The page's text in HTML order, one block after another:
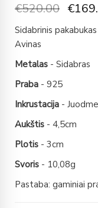
€520.00 €
Sidabrinis
Avinas
Metalas - Sidabras
Praba - 925
Inkrustacija -
Aukštis - 4,5cm
Plotis - 3cm
Svoris - 10,08g
Pastaba: gaminiai